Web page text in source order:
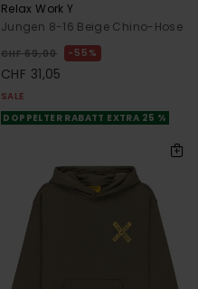
Relax Work Y
Jungen 8-16 Beige Chino-Hose
CHF 69,00 55%
CHF 31,05
SALE
DOPPELTER RABATT EXTRA 25 %